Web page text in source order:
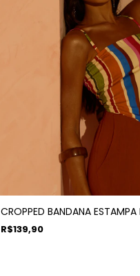
CROPPED BANDANA ESTAMPA
R$139,90